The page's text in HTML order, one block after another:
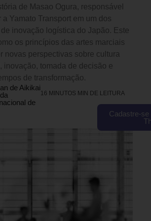
de Masao Ogura, responsável
a Yamato Transport em um dos
inovação logística do Japão. Este
os princípios das artes marciais
novas perspectivas sobre cultura
inovação, tomada de decisão e
de transformação.
de Aikikai
de
16 MINUTOS MIN DE LEITURA
Cadastre-